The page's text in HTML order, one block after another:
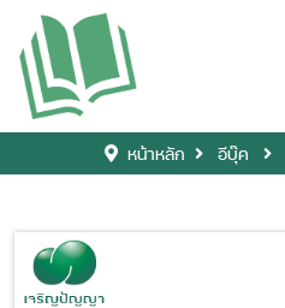
หน้าหลัก อีบุ๊ค